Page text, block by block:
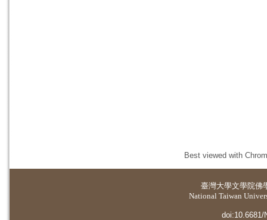
Best viewed with
臺灣大學文學院佛
National Taiwan
doi:10.6681/